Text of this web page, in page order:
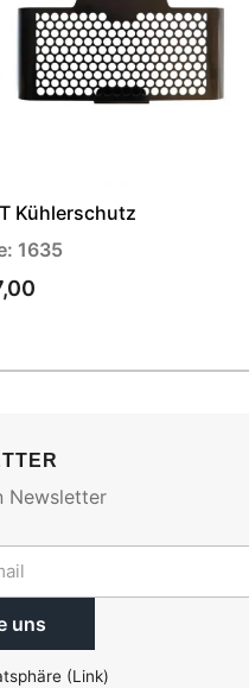
Kühlerschutz
1635
Newsletter
uns
(Link)